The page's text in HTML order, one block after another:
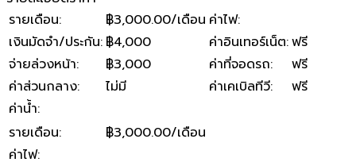
รายเดือน: ฿3,000.00/เดือน ค่าไฟ:
เงินมัดจำ/ประกัน: ฿4,000 ค่าอินเทอร์เน็ต:ฟรี
จ่ายล่วงหน้า: ฿3,000 ค่าที่จอดรถ:
ฟรี
ค่าส่วนกลาง: ไม่มี ค่าเคเบิลทีวี:
ฟรี
ค่าน้ำ:
รายเดือน:
฿3,000.00/เดือน
ค่าไฟ: